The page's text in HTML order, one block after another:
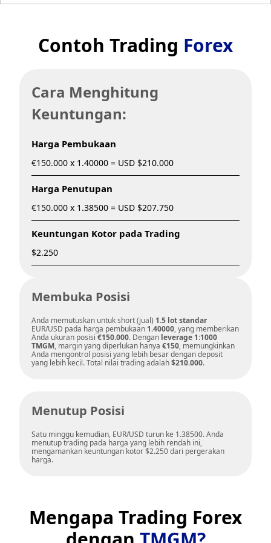
Contoh Trading Forex
Cara Menghitung
Keuntungan:
Harga Pembukaan
€150.000 x 1.40000 = USD $210.000
Harga Penutupan
€150.000 x 1.38500 = USD $207.750
Keuntungan Kotor pada Trading
$2.250
Membuka Posisi
Anda memutuskan untuk short (jual) 1.5 lot standar
EUR/USD pada harga pembukaan 1.40000, yang memberikan
Anda ukuran posisi €150.000. Dengan leverage 1:1000
TMGM, margin yang diperlukan hanya €150, memungkinkan
Anda mengontrol posisi yang lebih besar dengan deposit
yang lebih kecil. Total nilai trading adalah$210.000.
Menutup Posisi
Satu minggu kemudian, EUR/USD turun ke 1.38500. Anda
menutup trading pada harga yang lebih rendah ini,
mengamankan keuntungan kotor $2.250 dari pergerakan
harga.
Mengapa Trading Forex